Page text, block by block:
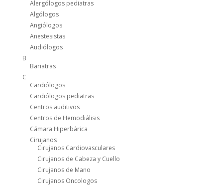
Alergólogos pediatras
Algólogos
Angiólogos
Anestesistas
Audiólogos
B
Bariatras
C
Cardiólogos
Cardiólogos pediatras
Centros auditivos
Centros de Hemodiálisis
Cámara Hiperbárica
Cirujanos
Cirujanos Cardiovasculares
Cirujanos de Cabeza y Cuello
Cirujanos de Mano
Cirujanos Oncologos